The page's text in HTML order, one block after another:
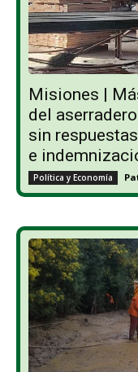
Misiones |
del
sin
e
Política y Economía